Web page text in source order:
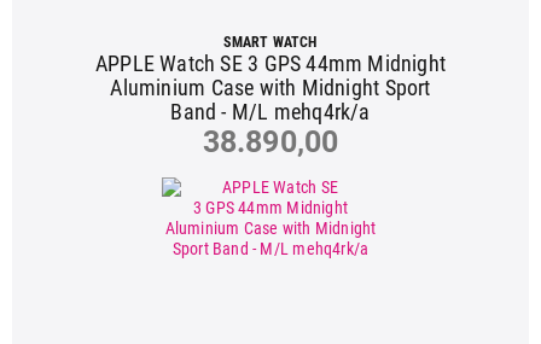
SMART WATCH
APPLE Watch SE 3 GPS 44mm Midnight
Aluminium Case with Midnight Sport
Band - M/L mehq4rk/a
38.890,00